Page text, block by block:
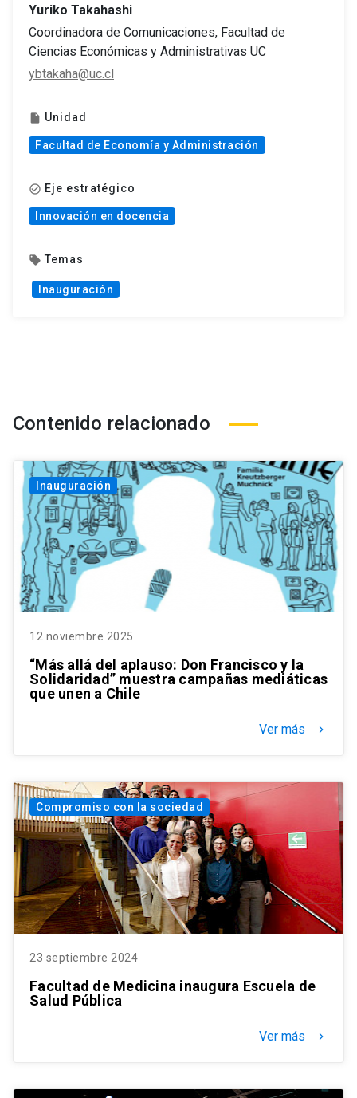
Yuriko Takahashi
Coordinadora de Comunicaciones, Facultad de
Ciencias Económicas y Administrativas UC
ybtakaha@uc.cl
insert_drive_file Unidad
Facultad de Economía y Administración
check_circle_outline Eje estratégico
Innovación en docencia
local_offer Temas
Inauguración
Contenido relacionado
Inauguración
12 noviembre 2025
“Más allá del aplauso: Don Francisco y la
Solidaridad” muestra campañas mediáticas
que unen a Chile
Ver más keyboard_arrow_right
Compromiso con la sociedad
23 septiembre 2024
Facultad de Medicina inaugura Escuela de
Salud Pública
Ver más keyboard_arrow_right